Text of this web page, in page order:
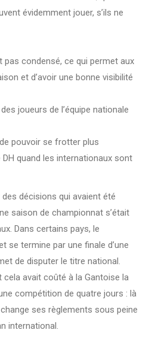
évidemment jouer, s’ils ne
pas condensé, ce qui permet aux
et d’avoir une bonne visibilité
joueurs de l’équipe nationale
pouvoir se frotter plus
quand les internationaux sont
décisions qui avaient été
saison de championnat s’était
Dans certains pays, le
se termine par une finale d’une
de disputer le titre national.
cela avait coûté à la Gantoise la
compétition de quatre jours : là
change ses règlements sous peine
international.